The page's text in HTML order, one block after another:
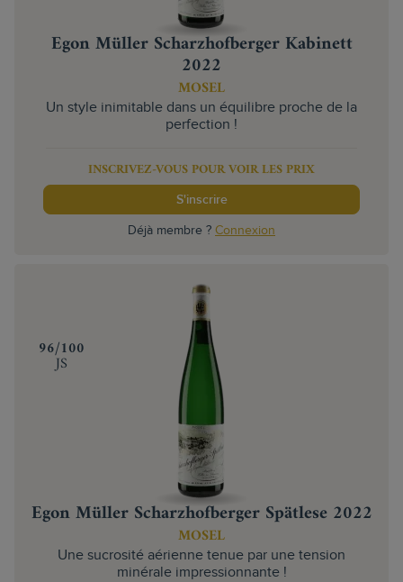
Egon Müller Scharzhofberger Kabinett
2022
MOSEL
Un style inimitable dans un équilibre proche de la
perfection !
INSCRIVEZ-VOUS POUR VOIR LES PRIX
S'inscrire
Déjà membre ? Connexion
‍96/100
JS
Egon Müller Scharzhofberger Spätlese 2022
MOSEL
Une sucrosité aérienne tenue par une tension
minérale impressionnante !